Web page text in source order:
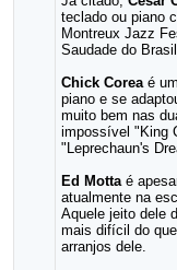
teclado ou piano
Montreux Jazz
Saudade do
Chick Coreaé
piano e se
muito bem nas
impossível "King
"Leprechaun's
Ed Mottaé
atualmente na
Aquele jeito dele
mais difícil do
arranjos dele.